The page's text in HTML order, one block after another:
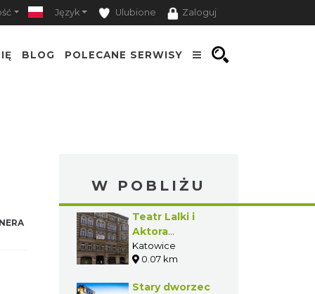
Język Ulubione Zaloguj
BLOG POLECANE SERWISY
W POBLIŻU
Teatr Lalki i
Aktora
„Ateneum” w
Katowicach
Katowice
0.07 km
Stary dworzec